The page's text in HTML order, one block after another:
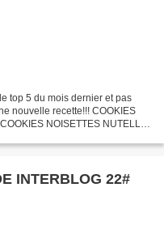
top 5 du mois dernier et pas
nouvelle recette!!! COOKIES
NOISETTES NUTELLA
INTERBLOG 22#